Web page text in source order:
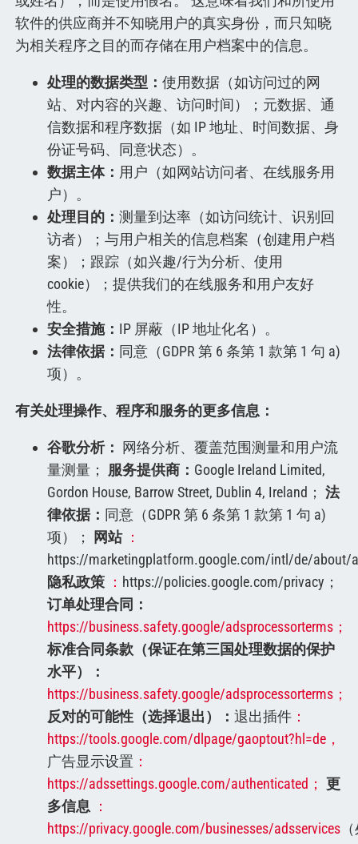
软件的供应商并不知晓用户的真实身份，而只知晓
为相关程序之目的而存储在用户档案中的信息。
处理的数据类型：使用数据（如访问过的网
站、对内容的兴趣、访问时间）；元数据、通
信数据和程序数据（如 IP 地址、时间数据、身
份证号码、同意状态）。
数据主体： 用户（如网站访问者、在线服务用
户）。
处理目的：测量到达率（如访问统计、识别回
访者）；与用户相关的信息档案（创建用户档
案）；跟踪（如兴趣/行为分析、使用
cookie）；提供我们的在线服务和用户友好
性。
安全措施： IP 屏蔽（IP 地址化名）。
法律依据： 同意（GDPR 第 6 条第 1 款第 1 句 a)
项）。
有关处理操作、程序和服务的更多信息：
谷歌分析：
网络分析、覆盖范围测量和用户流
量测量； 服务提供商： Google Ireland Limited,
Gordon House, Barrow Street, Dublin 4, Ireland；法
律依据： 同意（GDPR 第 6 条第 1 款第 1 句 a)
项）；
网站 ：
https://marketingplatform.google.com/intl/de/about/
隐私政策 ： https://policies.google.com/privacy；
订单处理合同：
https://business.safety.google/adsprocessorterms；
标准合同条款（保证在第三国处理数据的保护
水平）：
https://business.safety.google/adsprocessorterms；
反对的可能性（选择退出）：退出插件 ：
https://tools.google.com/dlpage/gaoptout?hl=de，
广告显示设置 ：
https://adssettings.google.com/authenticated； 更
多信息
：
https://privacy.google.com/businesses/adsservices